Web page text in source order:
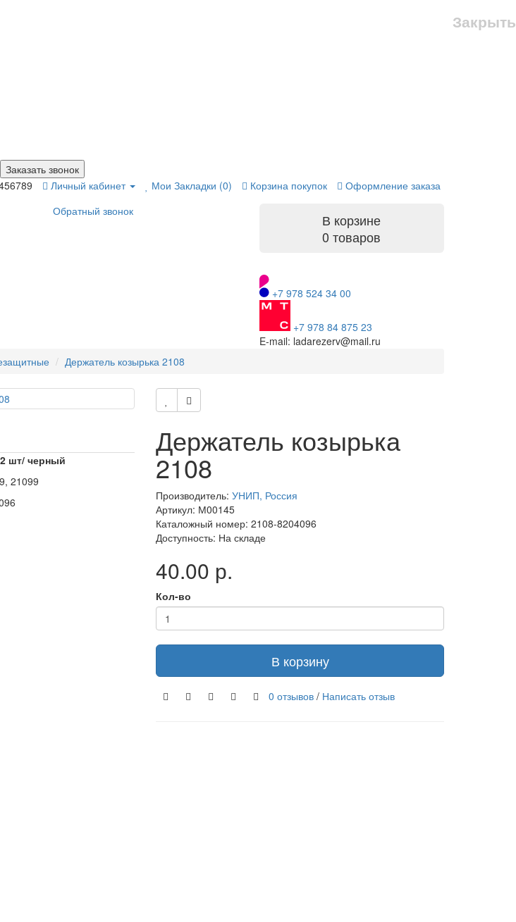
Закрыть
Заказать звонок
Личный кабинет Мои Закладки (0) Корзина покупок
Оформление заказа
Обратный звонок
В корзине
0 товаров
+7 978 524 34 00
+7 978 84 875 23
E-mail: ladarezerv@mail.ru
Держатель козырька 2108
шт/ черный
21099
Держатель козырька
2108
Производитель:УНИП, Россия
Артикул: М00145
Каталожный номер: 2108-8204096
Доступность: На складе
40.00 р.
Кол-во
В корзину
0 отзывов / Написать отзыв